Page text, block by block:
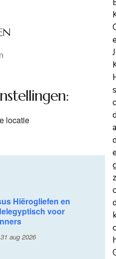
locatie
Hiërogliefen en
voor
31 aug 2026